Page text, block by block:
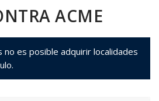
ACME
es posible adquirir localidades